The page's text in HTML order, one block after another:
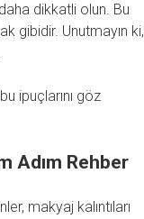
dikkatli olun. Bu
gibidir. Unutmayın ki,
ipuçlarını göz
Adım Rehber
makyaj kalıntıları